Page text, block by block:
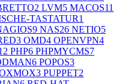
2 LVM5 MACOS11
TASTATUR1
9 NAS26 NETIO5
3 OMD4 OPENVPN4
PHP6 PHPMYCMS7
6 POPOS3
3 PUPPET2